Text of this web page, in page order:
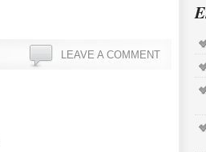
LEAVE A COMMENT